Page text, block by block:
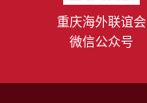
重庆海外联谊会
微信公众号